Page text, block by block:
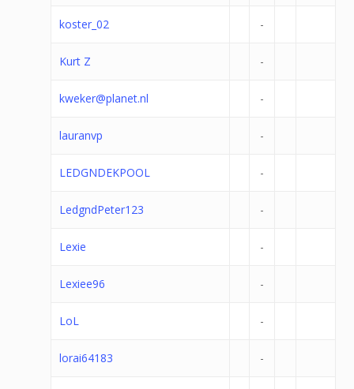
koster_02 -
Kurt Z -
kweker@planet.nl -
lauranvp -
LEDGNDEKPOOL -
LedgndPeter123 -
Lexie -
Lexiee96 -
LoL -
lorai64183 -